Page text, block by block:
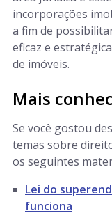
incorporações
a fim de
eficaz e
de imóveis.
Mais
Se você gostou
temas sobre
os seguintes
Lei do
funciona